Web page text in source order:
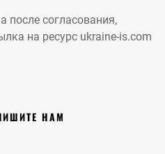
после согласования,
на ресурс ukraine-is.com
НАМ